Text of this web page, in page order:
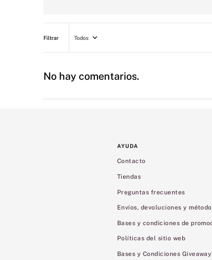
Todos
No hay comentarios.
AYUDA
Contacto
Tiendas
Preguntas frecuentes
Envíos, devoluciones y
Bases y condiciones de
Políticas del sitio web
Bases y Condiciones Giveaway